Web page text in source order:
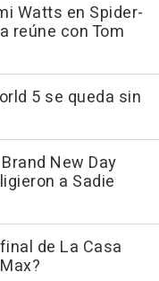
Watts en Spider-
reúne con Tom
5 se queda sin
New Day
a Sadie
de La Casa